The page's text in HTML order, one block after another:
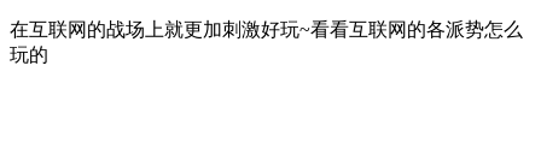
在互联网的战场上就更加刺激好玩~看看互联网的各派势怎么
玩的